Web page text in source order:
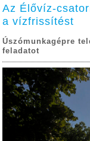
Az Élővíz-
a vízfrissítést
Úszómunkagépre
feladatot